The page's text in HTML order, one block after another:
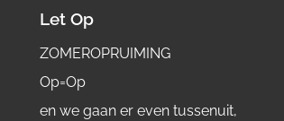
Let Op
ZOMEROPRUIMING
Op=Op
en we gaan er even tussenuit,